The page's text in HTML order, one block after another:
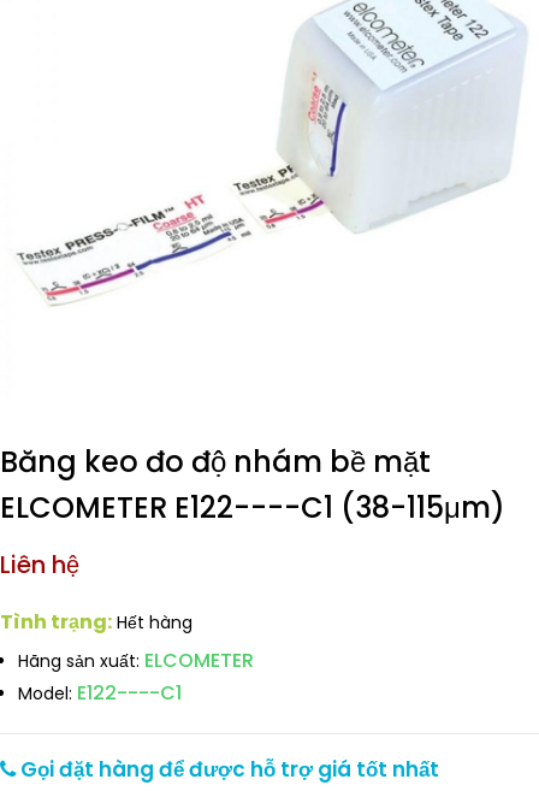
Băng keo đo độ nhám bề mặt
ELCOMETER E122----C1 (38-115μm)
Liên hệ
Tình trạng: Hết hàng
Hãng sản xuất: ELCOMETER
Model: E122----C1
Gọi đặt hàng để được hỗ trợ giá tốt nhất